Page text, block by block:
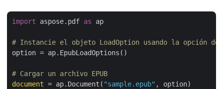
import aspose.pdf as ap
# Instancie el objeto LoadOption usando la opción de
option = ap.EpubLoadOptions()
# Cargar un archivo EPUB
document = ap.Document( "sample.epub" , option)